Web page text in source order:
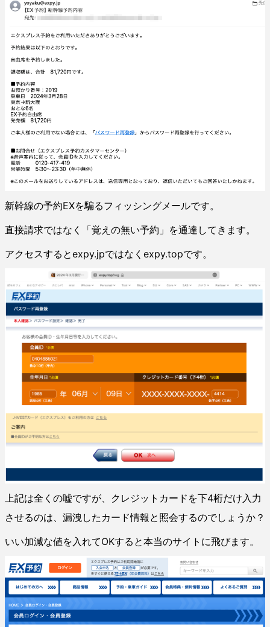
新幹線の予約EXを騙るフィッシングメールです。
直接請求ではなく「覚えの無い予約」を通達してきます。
アクセスするとexpy.jpではなくexpy.topです。
上記は全くの嘘ですが、クレジットカードを下4桁だけ入力
させるのは、漏洩したカード情報と照会するのでしょうか？
いい加減な値を入れてOKすると本当のサイトに飛びます。